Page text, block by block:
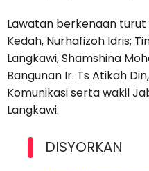
Lawatan berkenaan
Kedah, Nurhafizoh Idris;
Langkawi, Shamshina
Bangunan Ir. Ts Atikah
Komunikasi serta wakil
Langkawi.
DISYORKAN